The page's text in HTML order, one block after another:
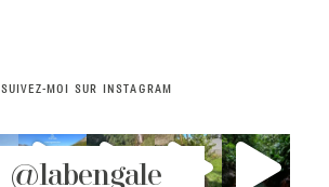
SUIVEZ-MOI SUR INSTAGRAM
@labengale